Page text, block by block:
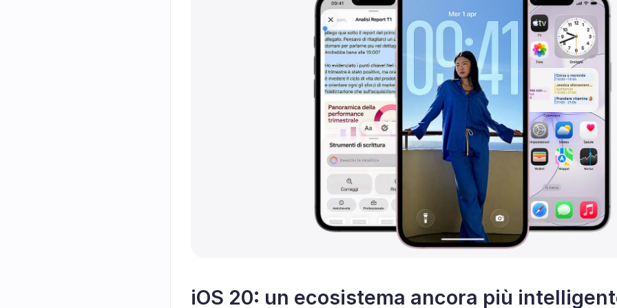
iOS 20: un ecosistema ancora più